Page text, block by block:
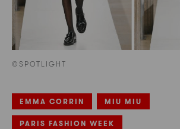
©SPOTLIGHT
EMMA CORRIN MIU MIU
PARIS FASHION WEEK